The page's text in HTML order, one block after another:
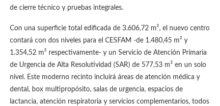
de cierre técnico y pruebas integrales.
Con una superficie total edificada de 3.606,72 m², el nuevo centro
contará con dos niveles para el CESFAM -de 1.480,45 m² y
1.354,52 m² respectivamente- y un Servicio de Atención Primaria
de Urgencia de Alta Resolutividad (SAR) de 577,53 m² en un solo
nivel. Este moderno recinto incluirá áreas de atención médica y
dental, box multipropósito, salas de urgencia, espacios de
lactancia, atención respiratoria y servicios complementarios, todos